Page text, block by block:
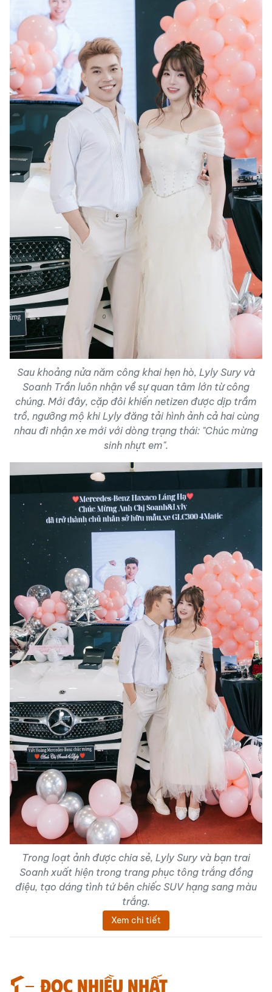
Sau khoảng nửa năm công khai hẹn hò, Lyly Sury và
Soanh Trần luôn nhận về sự quan tâm lớn từ công
chúng. Mới đây, cặp đôi khiến netizen được dịp trầm
trồ, ngưỡng mộ khi Lyly đăng tải hình ảnh cả hai cùng
nhau đi nhận xe mới với dòng trạng thái: "Chúc mừng
sinh nhựt em".
Trong loạt ảnh được chia sẻ, Lyly Sury và bạn trai
Soanh xuất hiện trong trang phục tông trắng đồng
điệu, tạo dáng tình tứ bên chiếc SUV hạng sang màu
trắng.
Xem chi tiết
Đọc nhiều nhất